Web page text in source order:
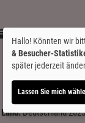
Land:Deutschland 2025
Hallo! Könnten wir
& Besucher-
später jederzeit
Lassen Sie mich